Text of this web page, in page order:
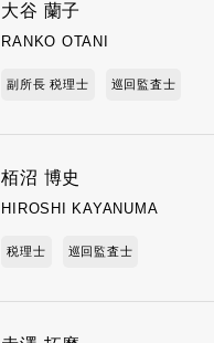
大谷 蘭子
RANKO OTANI
副所長 税理士 巡回監査士
栢沼 博史
HIROSHI KAYANUMA
税理士 巡回監査士